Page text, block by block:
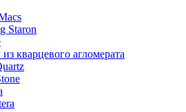
Staron
кварцевого агломерата